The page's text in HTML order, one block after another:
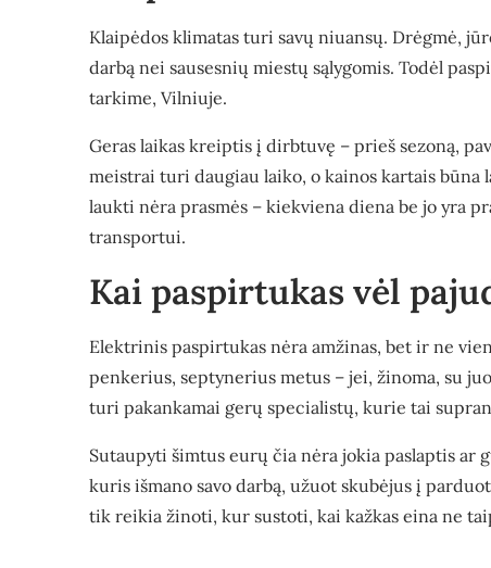
Klaipėdos klimatas turi savų niuansų. Drėgmė,
darbą nei sausesnių miestų sąlygomis. Todėl
tarkime, Vilniuje.
Geras laikas kreiptis į dirbtuvę – prieš sezoną,
meistrai turi daugiau laiko, o kainos kartais būna
laukti nėra prasmės – kiekviena diena be jo yra
transportui.
Kai paspirtukas vėl
Elektrinis paspirtukas nėra amžinas, bet ir ne
penkerius, septynerius metus – jei, žinoma, su
turi pakankamai gerų specialistų, kurie tai
Sutaupyti šimtus eurų čia nėra jokia paslaptis ar
kuris išmano savo darbą, užuot skubėjus į
tik reikia žinoti, kur sustoti, kai kažkas eina ne